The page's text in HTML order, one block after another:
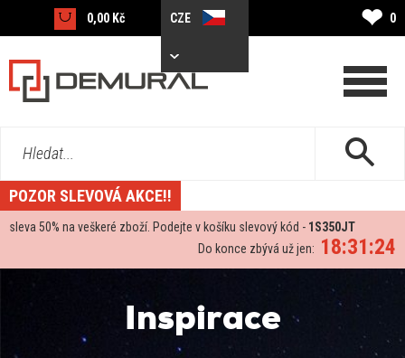
0,00 Kč CZE ❤ 0
Hledat...
POZOR SLEVOVÁ AKCE!!
sleva 50% na veškeré zboží. Podejte v košíku slevový kód - 1S350JT
18:31:23
Do konce zbývá už jen:
Inspirace